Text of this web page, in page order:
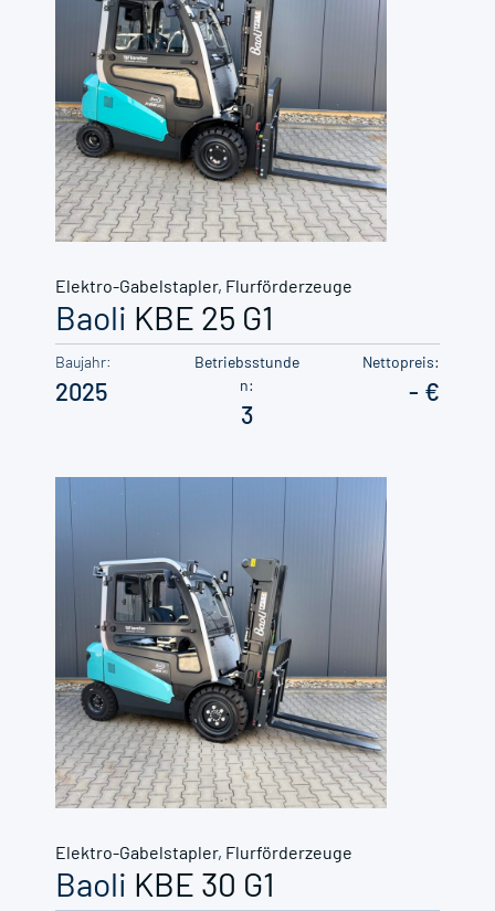
Elektro-Gabelstapler, Flurförderzeuge
Baoli KBE 25 G1
Baujahr:
2025
Betriebsstunde
n:
3
Nettopreis:
-
Elektro-Gabelstapler, Flurförderzeuge
Baoli KBE 30 G1